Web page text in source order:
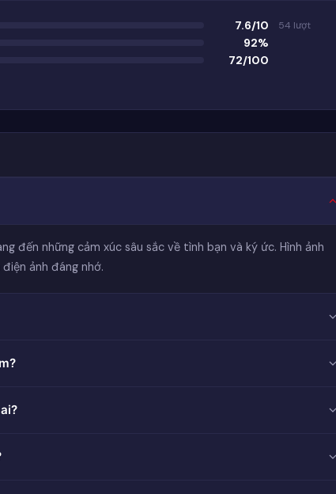
7.6/10 54 lượt
92%
72/100
đến những cảm xúc sâu sắc về tình bạn và ký ức. Hình ảnh
ảnh đáng nhớ.